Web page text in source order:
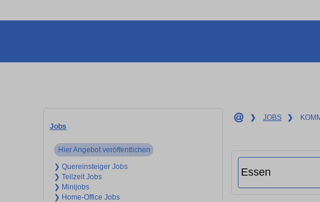
Jobs
Hier Angebot veröffentlichen
❯ Quereinsteiger Jobs
❯ Teilzeit Jobs
❯ Minijobs
❯ Home-Office Jobs
❯ JOBS ❯